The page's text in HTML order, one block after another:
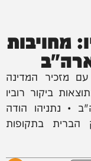
מחויבות
מזכיר המדינה
ביקור רוביו
• נתניהו הודה
הברית בתקופות